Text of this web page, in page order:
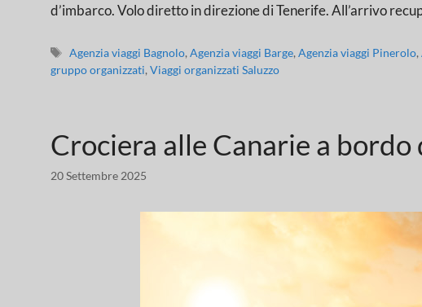
d’imbarco. Volo diretto in direzione di Tenerife. All’arrivo
Agenzia viaggi Bagnolo,Agenzia viaggi Barge,Agenzia viaggi Pinerolo,
gruppo organizzati, Viaggi organizzati Saluzzo
Crociera alle Canarie a bordo
20 Settembre 2025